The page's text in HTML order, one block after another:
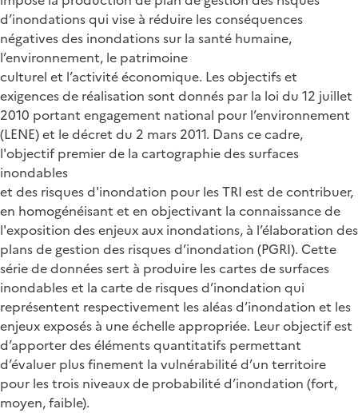
d’inondations qui vise à réduire les conséquences
négatives des inondations sur la santé humaine,
l’environnement, le patrimoine
culturel et l’activité économique. Les objectifs et
exigences de réalisation sont donnés par la loi du 12 juillet
2010 portant engagement national pour l’environnement
(LENE) et le décret du 2 mars 2011. Dans ce cadre,
l'objectif premier de la cartographie des surfaces
inondables
et des risques d'inondation pour les TRI est de contribuer,
en homogénéisant et en objectivant la connaissance de
l'exposition des enjeux aux inondations, à l’élaboration des
plans de gestion des risques d’inondation (PGRI). Cette
série de données sert à produire les cartes de surfaces
inondables et la carte de risques d’inondation qui
représentent respectivement les aléas d’inondation et les
enjeux exposés à une échelle appropriée. Leur objectif est
d’apporter des éléments quantitatifs permettant
d’évaluer plus finement la vulnérabilité d’un territoire
pour les trois niveaux de probabilité d’inondation (fort,
moyen, faible).